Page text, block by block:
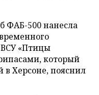
ФАБ-500 нанесла
«Птицы
который
в Херсоне, пояснил